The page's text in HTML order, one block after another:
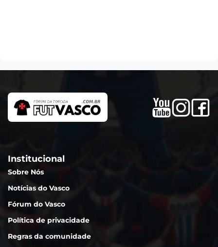
Institucional
Sobre Nós
Notícias do Vasco
Fórum do Vasco
Política de privacidade
Regras da comunidade